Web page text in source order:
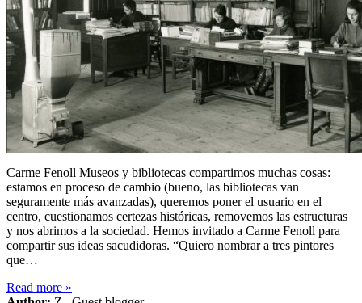
Carme Fenoll Museos y bibliotecas compartimos muchas cosas:
estamos en proceso de cambio (bueno, las bibliotecas van
seguramente más avanzadas), queremos poner el usuario en el
centro, cuestionamos certezas históricas, removemos las estructuras
y nos abrimos a la sociedad. Hemos invitado a Carme Fenoll para
compartir sus ideas sacudidoras. “Quiero nombrar a tres pintores
que…
Read more »